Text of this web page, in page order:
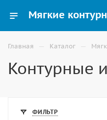
Главная — Каталог —
Контурные
ФИЛЬТР